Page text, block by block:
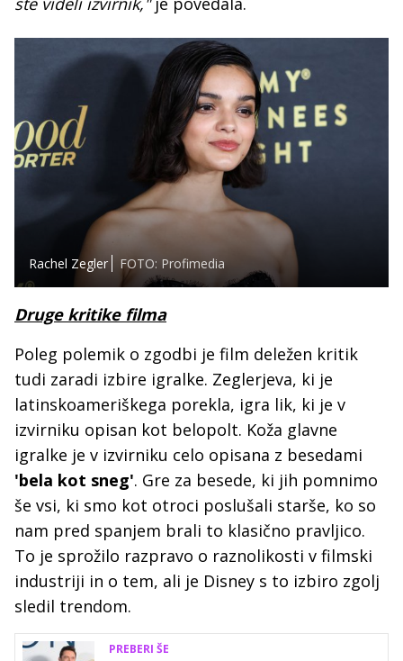
Rachel Zegler FOTO: Profimedia
Druge kritike filma
Poleg polemik o zgodbi je film deležen kritik
tudi zaradi izbire igralke. Zeglerjeva, ki je
latinskoameriškega porekla, igra lik, ki je v
izvirniku opisan kot belopolt. Koža glavne
igralke je v izvirniku celo opisana z besedami
'bela kot sneg'. Gre za besede, ki jih pomnimo
še vsi, ki smo kot otroci poslušali starše, ko so
nam pred spanjem brali to klasično pravljico.
To je sprožilo razpravo o raznolikosti v filmski
industriji in o tem, ali je Disney s to izbiro zgolj
sledil trendom.
PREBERI ŠE